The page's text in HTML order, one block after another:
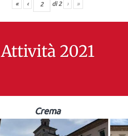
« ‹ di2 › »
Attività 2021
Crema